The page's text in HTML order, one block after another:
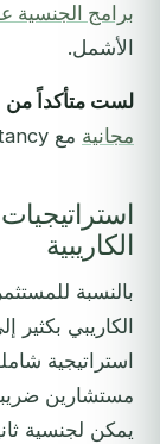
برامج الجنسية
الأشمل.
لست متأكداً من
مجانية مع Mirabello Consultancy.
الكاريبية
بالنسبة
الكاريبي
استراتيجية
مستشارين
يمكن لجنسية